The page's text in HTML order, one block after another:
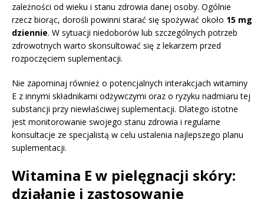
zależności od wieku i stanu zdrowia danej osoby. Ogólnie
rzecz biorąc, dorośli powinni starać się spożywać około 15 mg
dziennie. W sytuacji niedoborów lub szczególnych potrzeb
zdrowotnych warto skonsultować się z lekarzem przed
rozpoczęciem suplementacji.
Nie zapominaj również o potencjalnych interakcjach witaminy
E z innymi składnikami odżywczymi oraz o ryzyku nadmiaru tej
substancji przy niewłaściwej suplementacji. Dlatego istotne
jest monitorowanie swojego stanu zdrowia i regularne
konsultacje ze specjalistą w celu ustalenia najlepszego planu
suplementacji.
Witamina E w pielęgnacji skóry:
działanie i zastosowanie